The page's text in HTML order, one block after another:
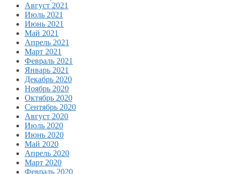
Август 2021
Июль 2021
Июнь 2021
Май 2021
Апрель 2021
Март 2021
Февраль 2021
Январь 2021
Декабрь 2020
Ноябрь 2020
Октябрь 2020
Сентябрь 2020
Август 2020
Июль 2020
Июнь 2020
Май 2020
Апрель 2020
Март 2020
Февраль 2020